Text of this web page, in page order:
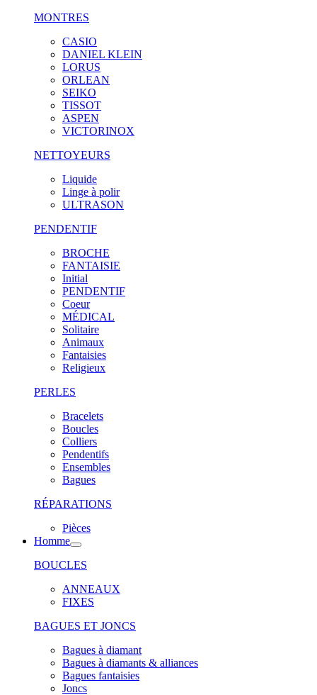
MONTRES
CASIO
DANIEL KLEIN
LORUS
ORLEAN
SEIKO
TISSOT
ASPEN
VICTORINOX
NETTOYEURS
Liquide
Linge à polir
ULTRASON
PENDENTIF
BROCHE
FANTAISIE
Initial
PENDENTIF
Coeur
MÉDICAL
Solitaire
Animaux
Fantaisies
Religieux
PERLES
Bracelets
Boucles
Colliers
Pendentifs
Ensembles
Bagues
RÉPARATIONS
Pièces
Homme
BOUCLES
ANNEAUX
FIXES
BAGUES ET JONCS
Bagues à diamant
Bagues à diamants & alliances
Bagues fantaisies
Joncs